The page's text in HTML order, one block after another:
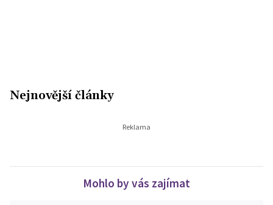
Nejnovější články
Mohlo by vás zajímat